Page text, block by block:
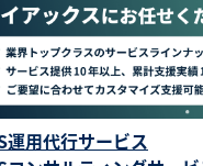
用代行サービス